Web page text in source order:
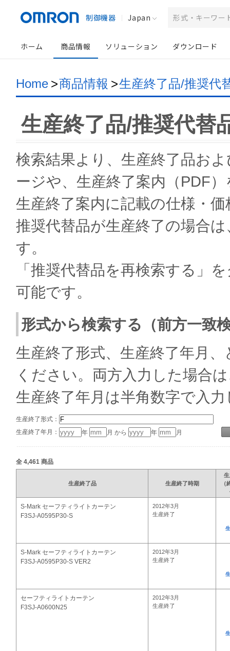
制御機器 Japan
ホーム 商品情報 ソリューション ダウンロード
Home >商品情報 >生産終了品/推奨代
生産終了品/推奨代替
検索結果より、生産終了品お
ージや、生産終了案内（PDF
生産終了案内に記載の仕様・
推奨代替品が生産終了の場合
す。
「推奨代替品を再検索する」
可能です。
形式から検索する（前方一致
生産終了形式、生産終了年月
ください。両方入力した場合
生産終了年月は半角数字で入
生産終了形式：
生産終了年月：
年 月 から 年 月
全 4,461 商品
生産終了品 生産終了時期
（
S-Mark セーフティライトカーテン
F3SJ-A0595P30-S
2012年3月
生産終了
S-Mark セーフティライトカーテン
F3SJ-A0595P30-S VER2
2012年3月
生産終了
セーフティライトカーテン
F3SJ-A0600N25
2012年3月
生産終了